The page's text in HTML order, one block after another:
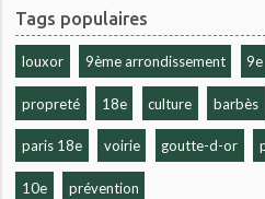
Tags populaires
louxor 9ème arrondissement 9e
propreté 18e culture barbès
paris 18e voirie goutte-d-or
10e prévention